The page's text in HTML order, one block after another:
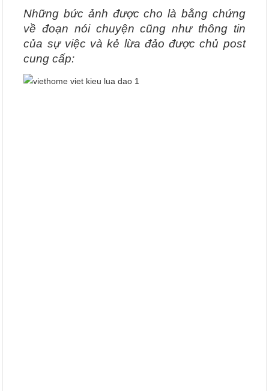
Những bức ảnh được cho là bằng chứng
về đoạn nói chuyện cũng như thông tin
của sự việc và kẻ lừa đảo được chủ post
cung cấp: